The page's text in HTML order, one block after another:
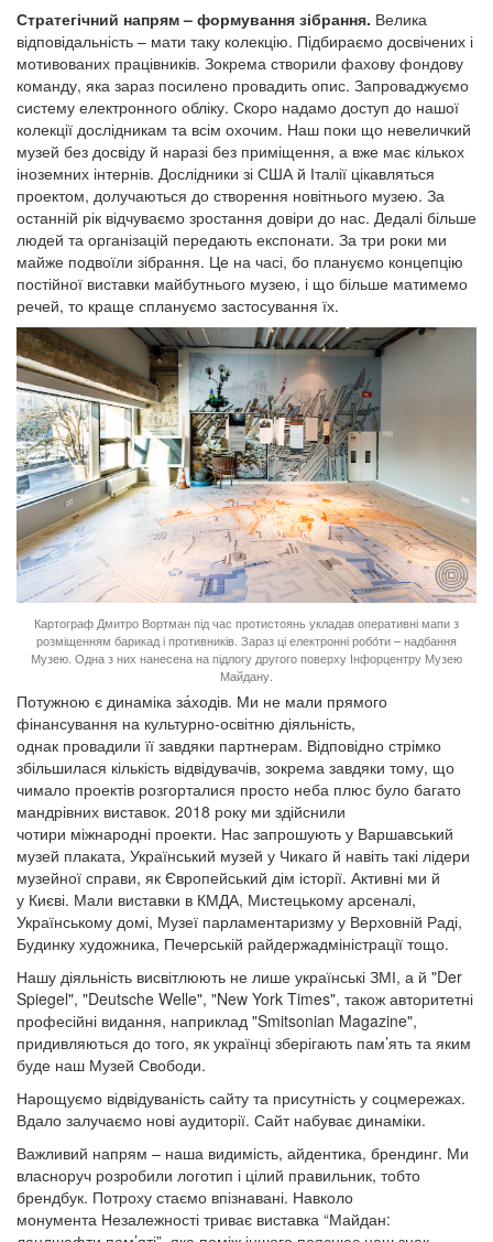
Стратегічний напрям – формування зібрання. Велика
відповідальність – мати таку колекцію. Підбираємо досвічених і
мотивованих працівників. Зокрема створили фахову фондову
команду, яка зараз посилено провадить опис. Запроваджуємо
систему електронного обліку. Скоро надамо доступ до нашої
колекції дослідникам та всім охочим. Наш поки що невеличкий
музей без досвіду й наразі без приміщення, а вже має кількох
іноземних інтернів. Дослідники зі США й Італії цікавляться
проектом, долучаються до створення новітнього музею. За
останній рік відчуваємо зростання довіри до нас. Дедалі більше
людей та організацій передають експонати. За три роки ми
майже подвоїли зібрання. Це на часі, бо плануємо концепцію
постійної виставки майбутнього музею, і що більше матимемо
речей, то краще сплануємо застосування їх.
Картограф Дмитро Вортман під час протистоянь укладав оперативні мапи з
розміщенням барикад і противників. Зараз ці електронні робо́ти – надбання
Музею. Одна з них нанесена на підлогу другого поверху Інфорцентру Музею
Майдану.
Потужною є динаміка за́ходів. Ми не мали прямого
фінансування на культурно-освітню діяльність,
однак провадили її завдяки партнерам. Відповідно стрімко
збільшилася кількість відвідувачів, зокрема завдяки тому, що
чимало проектів розгорталися просто неба плюс було багато
мандрівних виставок. 2018 року ми здійснили
чотири міжнародні проекти. Нас запрошують у Варшавський
музей плаката, Український музей у Чикаго й навіть такі лідери
музейної справи, як Європейський дім історії. Активні ми й
у Києві. Мали виставки в КМДА, Мистецькому арсеналі,
Українському домі, Музеї парламентаризму у Верховній Раді,
Будинку художника, Печерській райдержадміністрації тощо.
Нашу діяльність висвітлюють не лише українські ЗМІ, а й "Der
Spiegel", "Deutsche Welle", "New York Times", також авторитетні
професійні видання, наприклад "Smitsonian Magazine",
придивляються до того, як українці зберігають пам’ять та яким
буде наш Музей Свободи.
Нарощуємо відвідуваність сайту та присутність у соцмережах.
Вдало залучаємо нові аудиторії. Сайт набуває динаміки.
Важливий напрям – наша видимість, айдентика, брендинг. Ми
власноруч розробили логотип і цілий правильник, тобто
брендбук. Потроху стаємо впізнавані. Навколо
монумента Незалежності триває виставка “Майдан: